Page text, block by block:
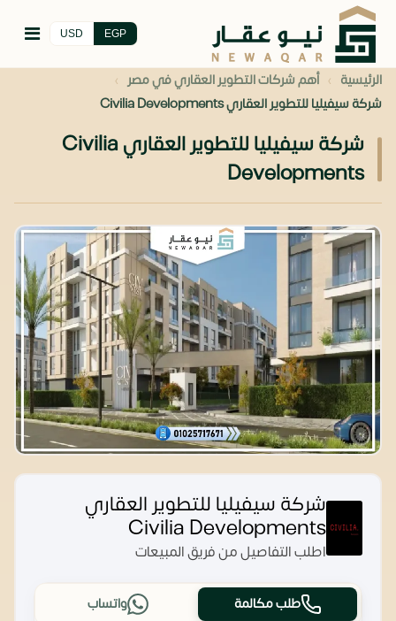
EGP
USD
الرئيسية › أهم شركات التطوير العقاري في مصر ›
شركة سيفيليا للتطوير العقاري Civilia Developments
شركة سيفيليا للتطوير العقاري Civilia
Developments
شركة سيفيليا للتطوير العقاري
Civilia Developments
اطلب التفاصيل من فريق المبيعات
طلب مكالمة واتساب